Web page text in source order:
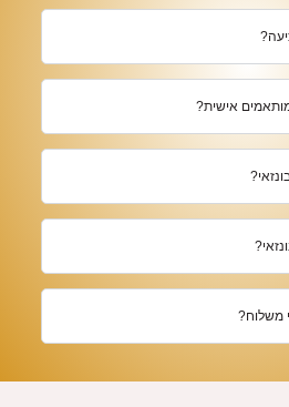
אישית?
משלוח?